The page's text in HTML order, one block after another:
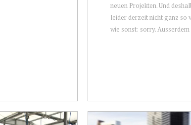
neuen Projekten. Und
leider derzeit nicht ganz so
wie sonst: sorry.